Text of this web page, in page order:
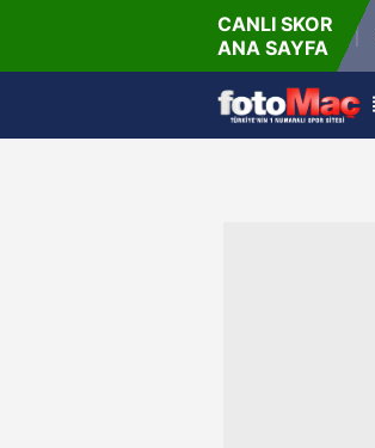
CANLI SKOR
ANA SAYFA
Winner Match 12 Kuopion